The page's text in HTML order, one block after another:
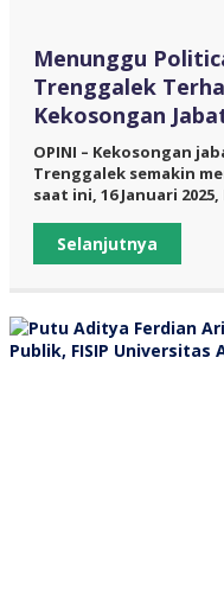
Menunggu
Trenggalek
Kekosongan
OPINI – Kekosongan
Trenggalek semakin
saat ini, 16 Januari 2025,
Selanjutnya